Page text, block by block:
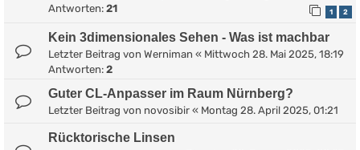
Antworten: 21 1 2
Kein 3dimensionales Sehen - Was ist machbar
Letzter Beitrag von Werniman « Mittwoch 28. Mai 2025, 18:19
Antworten: 2
Guter CL-Anpasser im Raum Nürnberg?
Letzter Beitrag von novosibir « Montag 28. April 2025, 01:21
Rücktorische Linsen